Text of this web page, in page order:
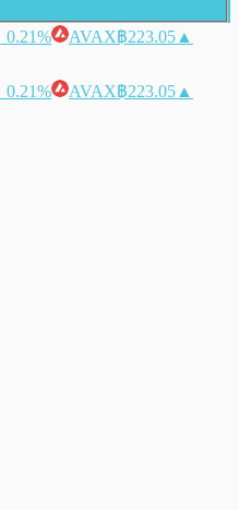
AVAX฿223.05 ▲
AVAX฿223.05 ▲